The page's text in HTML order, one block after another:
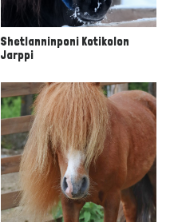
Shetlanninponi Kotikolon
Jarppi